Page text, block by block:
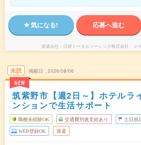
気になる! 応募へ進む
派遣会社 日研トータルソーシング株式会社 メ
未読
NEW
掲載日 2026/08/06
筑紫野市【週2日～】ホテルラ
ンションで生活サポート
職種未経験OK 交通費別途支給あり 土日祝
WEB登録OK 派遣